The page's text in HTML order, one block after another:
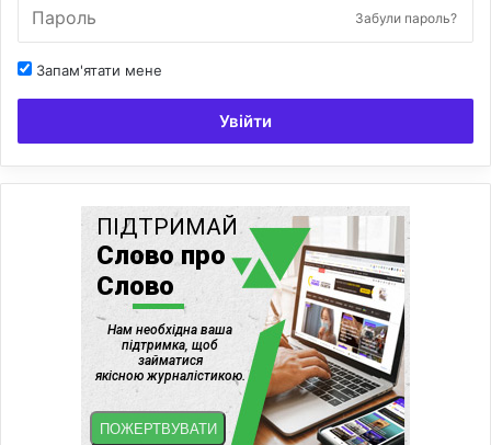
Забули пароль?
Запам'ятати мене
Увійти